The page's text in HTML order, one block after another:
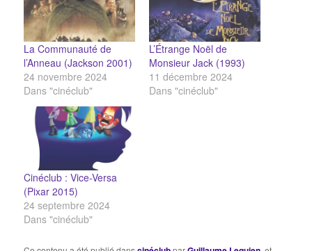
La Communauté de
l’Anneau (Jackson 2001)
24 novembre 2024
Dans "cinéclub"
L’Étrange Noël de
Monsieur Jack (1993)
11 décembre 2024
Dans "cinéclub"
Cinéclub : Vice-Versa
(Pixar 2015)
24 septembre 2024
Dans "cinéclub"